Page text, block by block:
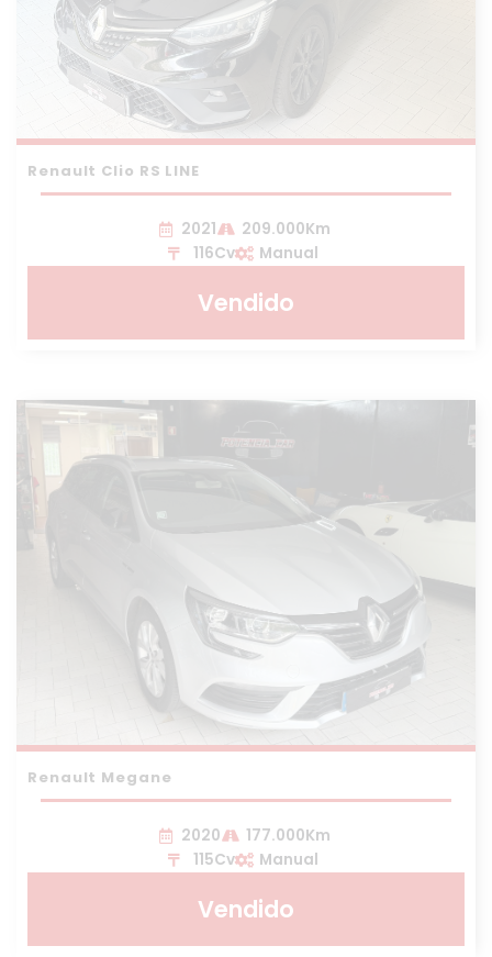
Renault Clio RS LINE
2021
209.000Km
116Cv
Manual
Vendido
Renault Megane
2020
177.000Km
115Cv
Manual
Vendido